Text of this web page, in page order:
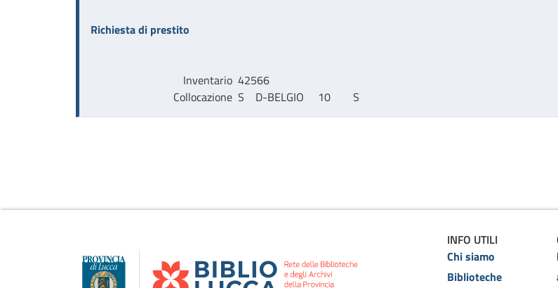
Richiesta di prestito
Inventario 42566
Collocazione S    D-BELGIO     10        S
INFO UTILI
Chi siamo
Biblioteche